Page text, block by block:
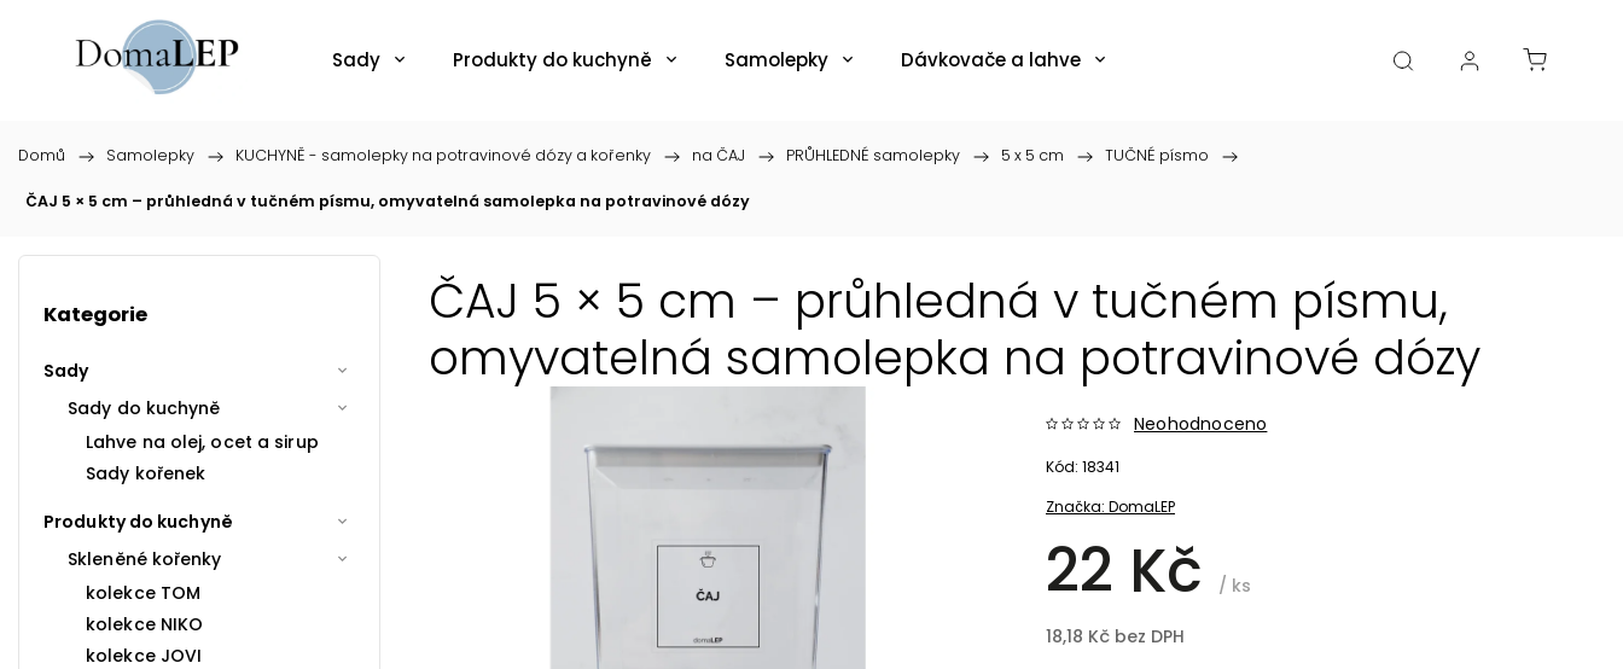
Sady Produkty do kuchyně Samolepky Dávkovače a lahve Boxy, dózy, kořenky, skleničky Akce
Domů / Samolepky / KUCHYNĚ - samolepky na potravinové dózy a kořenky / na ČAJ / PRŮHLEDNÉ samolepky / 5 x 5 cm / TUČNÉ písmo /
ČAJ 5 × 5 cm – průhledná v tučném písmu, omyvatelná samolepka na potravinové dózy
Kategorie
Sady
Sady do kuchyně
Lahve na olej, ocet a sirup
Sady kořenek
Produkty do kuchyně
Skleněné kořenky
kolekce TOM
kolekce NIKO
kolekce JOVI
ČAJ 5 × 5 cm – průhledná v tučném písmu,
omyvatelná samolepka na potravinové dózy
Značka: DomaLEP
Neohodnoceno
22 Kč / ks
18,18 Kč bez DPH
Kód: 18341